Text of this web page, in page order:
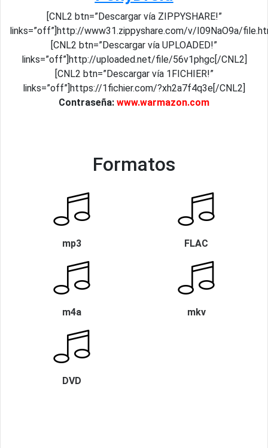
[CNL2 btn=”Descargar vía ZIPPYSHARE!”
links=”off”]http://www31.zippyshare.com/v/I09NaO9a/
[CNL2 btn=”Descargar vía UPLOADED!”
links=”off”]http://uploaded.net/file/56v1phgc[/CNL2]
[CNL2 btn=”Descargar vía 1FICHIER!”
links=”off”]https://1fichier.com/?xh2a7f4q3e[/CNL2]
Contraseña: www.warmazon.com
Formatos
mp3 FLAC
m4a mkv
DVD